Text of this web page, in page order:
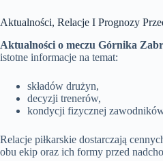
Aktualności, Relacje I Prognozy
Aktualności o meczu Górnika
istotne informacje na temat:
składów drużyn,
decyzji trenerów,
kondycji fizycznej
Relacje piłkarskie dostarczają
obu ekip oraz ich formy przed